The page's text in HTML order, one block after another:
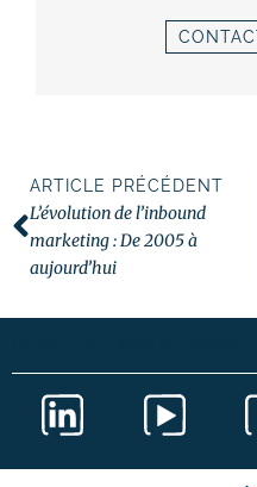
ARTICLE PRÉCÉDENT
L’évolution de l’inbound
marketing : De 2005 à
aujourd’hui